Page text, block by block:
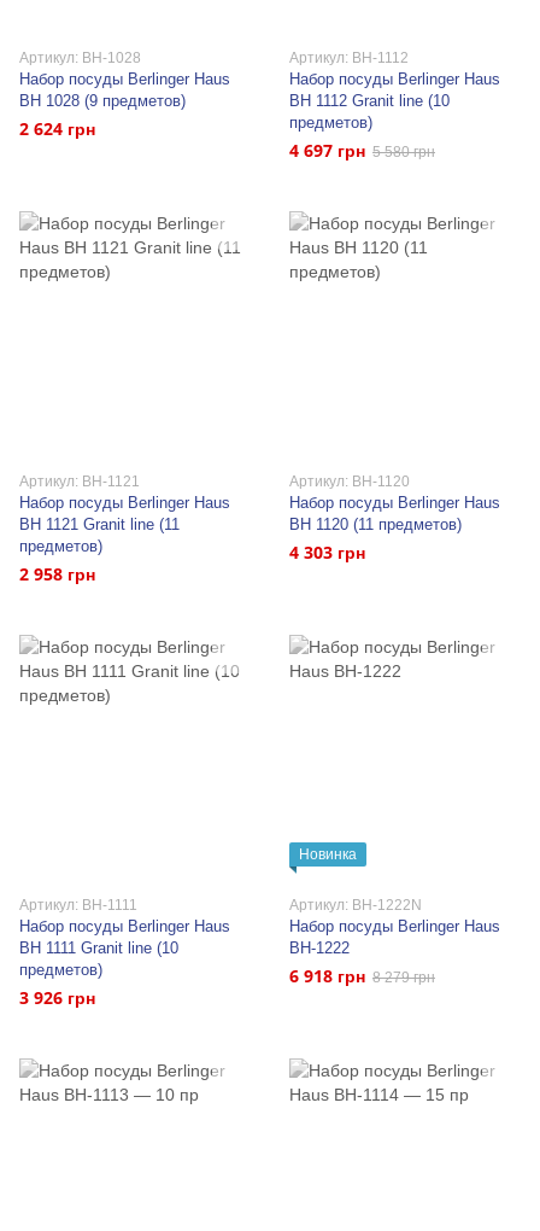
Артикул: BH-1028
Набор посуды Berlinger Haus
BH 1028 (9 предметов)
2 624 грн
Артикул: BH-1112
Набор посуды Berlinger Haus
BH 1112 Granit line (10
предметов)
4 697 грн 5 580 грн
Артикул: BH-1121
Набор посуды Berlinger Haus
BH 1121 Granit line (11
предметов)
2 958 грн
Артикул: BH-1120
Набор посуды Berlinger Haus
BH 1120 (11 предметов)
4 303 грн
Артикул: BH-1111
Набор посуды Berlinger Haus
BH 1111 Granit line (10
предметов)
3 926 грн
Новинка
Артикул: BH-1222N
Набор посуды Berlinger Haus
BH-1222
6 918 грн 8 279 грн